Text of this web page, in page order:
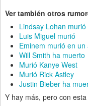
Ver también otros
Lindsay Lohan murió
Luis Miguel murió
Eminem murió en
Will Smith ha muerto
Murió Kanye West
Murió Rick Astley
Justin Bieber ha
Y hay más, pero con